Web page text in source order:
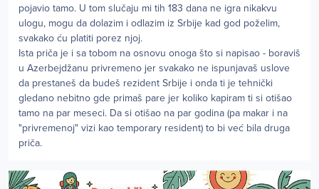
pojavio tamo. U tom slučaju mi tih 183 dana ne igra nikakvu
ulogu, mogu da dolazim i odlazim iz Srbije kad god poželim,
svakako ću platiti porez njoj.
Ista priča je i sa tobom na osnovu onoga što si napisao - boraviš
u Azerbejdžanu privremeno jer svakako ne ispunjavaš uslove
da prestaneš da budeš rezident Srbije i onda ti je tehnički
gledano nebitno gde primaš pare jer koliko kapiram ti si otišao
tamo na par meseci. Da si otišao na par godina (pa makar i na
"privremenoj" vizi kao temporary resident) to bi već bila druga
priča.